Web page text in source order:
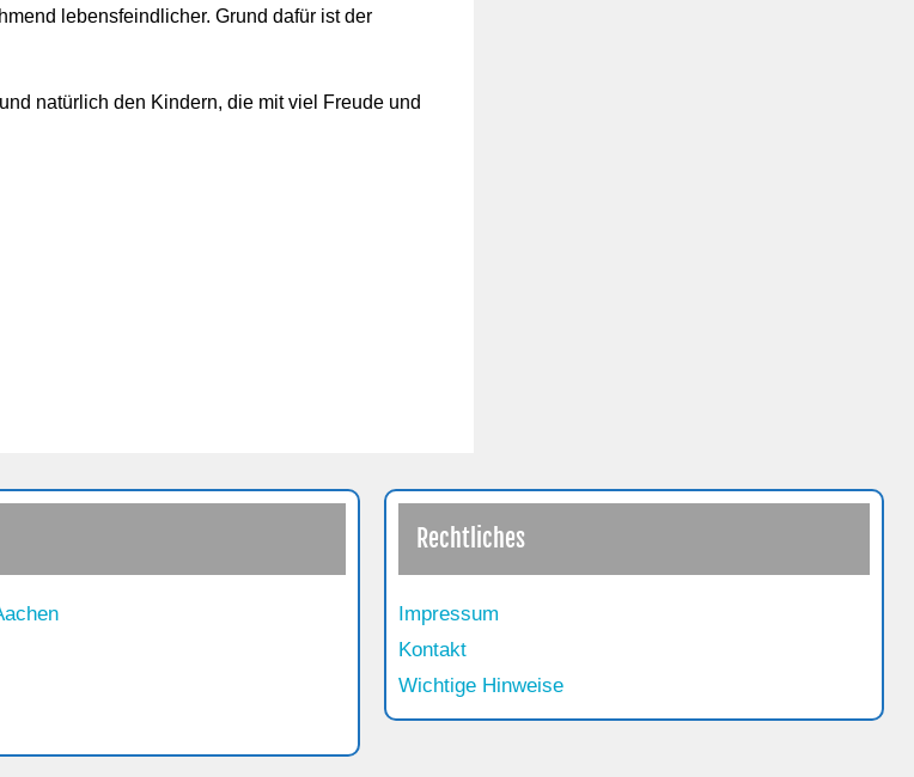
lebensfeindlicher. Grund dafür ist der
natürlich den Kindern, die mit viel Freude und
Rechtliches
Impressum
Kontakt
Wichtige Hinweise